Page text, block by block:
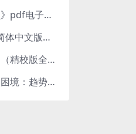
《生命是什么》pdf电子书下载
《圣经.txt（简体中文版）》作者：基督教译者：中国基督教协会
《诡秘之主》（精校版全本）作者：爱潜水的乌贼txt
《突破现实的困境：趋势、禀赋与企业家的大战略》pdf图书下载